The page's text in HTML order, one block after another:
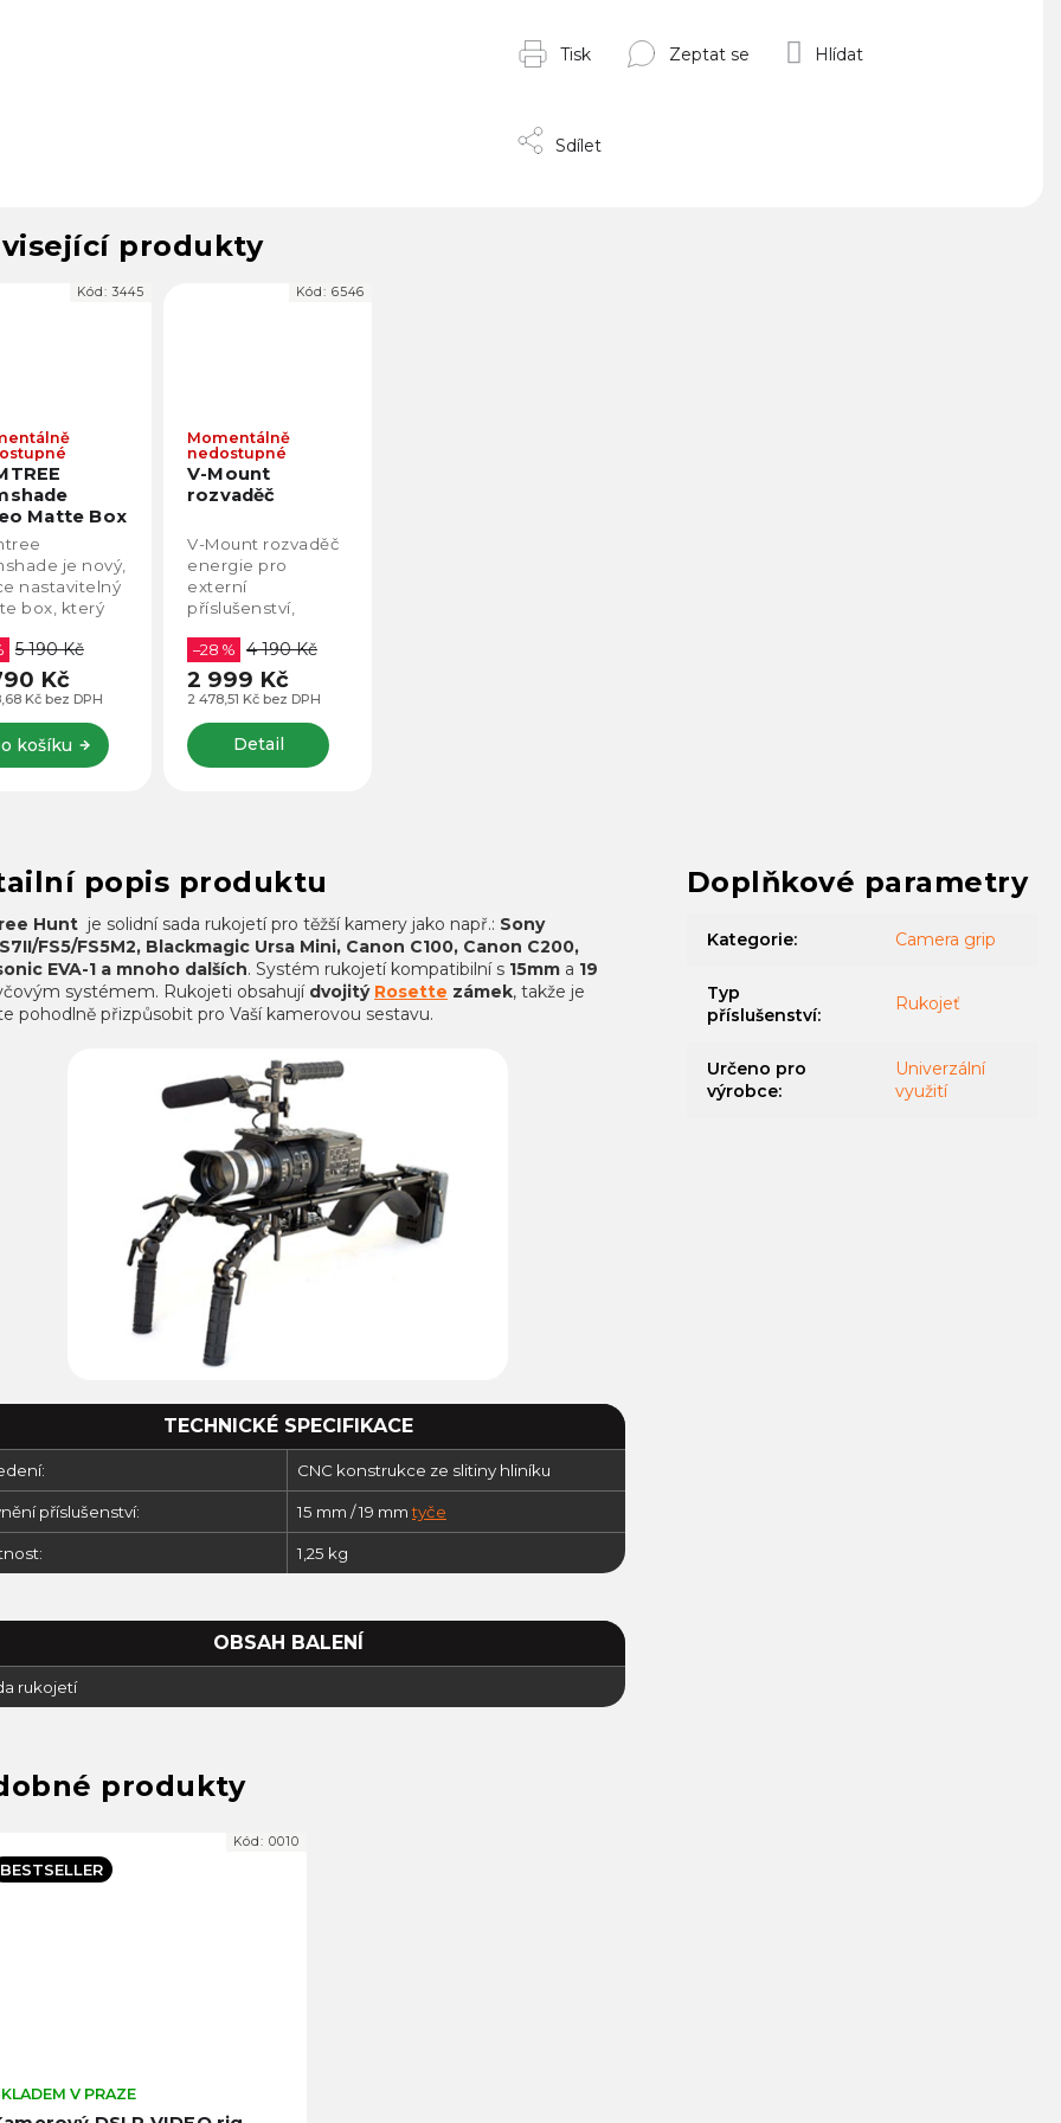
Tisk Zeptat se Hlídat
Sdílet
produkty
Matte Box
Kč bez DPH
5 190 Kč
Kč
košíku
je nový,
nastavitelný
box, který
Lehce
a
držák pro
tyče,
Kód:3445
V-Mount
rozvaděč
Momentálně
nedostupné
2 478,51 Kč bez DPH
–28 % 4 190 Kč
2 999 Kč
Detail
V-Mount rozvaděč
energie pro
externí
příslušenství,
kabelů.
Kód: 6546
popis produktu
Hunt je solidní sada rukojetí pro těžší kamery jako např.: Sony
FS5/FS5M2, Blackmagic Ursa Mini, Canon C100, Canon C200,
EVA-1 a mnoho dalších. Systém rukojetí kompatibilní s 15mm a 19
systémem. Rukojeti obsahují dvojitý Rosette zámek, takže je
pohodlně přizpůsobit pro Vaší kamerovou sestavu.
TECHNICKÉ SPECIFIKACE
CNC konstrukce ze slitiny hliníku
příslušenství: 15 mm / 19 mmtyče
1,25 kg
OBSAH BALENÍ
rukojetí
Doplňkové parametry
Kategorie: Camera grip
Typ
příslušenství:
Rukojeť
Určeno pro
výrobce:
Univerzální
využití
BESTSELLER
V PRAZE
Kód: 0010